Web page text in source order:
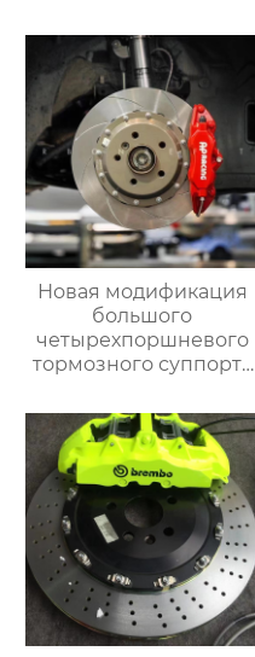
18Z с 6-дюймовым
передним и задним
тормозным
суппортом для Toyota
audi Honda VW Infiniti
Новая модификация
большого
четырехпоршневого
тормозного суппорта
любой модели с 16-
дюймовыми
колесными дисками